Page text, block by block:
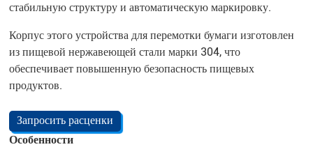
стабильную структуру и автоматическую маркировку.
Корпус этого устройства для перемотки бумаги изготовлен
из пищевой нержавеющей стали марки 304, что
обеспечивает повышенную безопасность пищевых
продуктов.
Запросить расценки
Особенности